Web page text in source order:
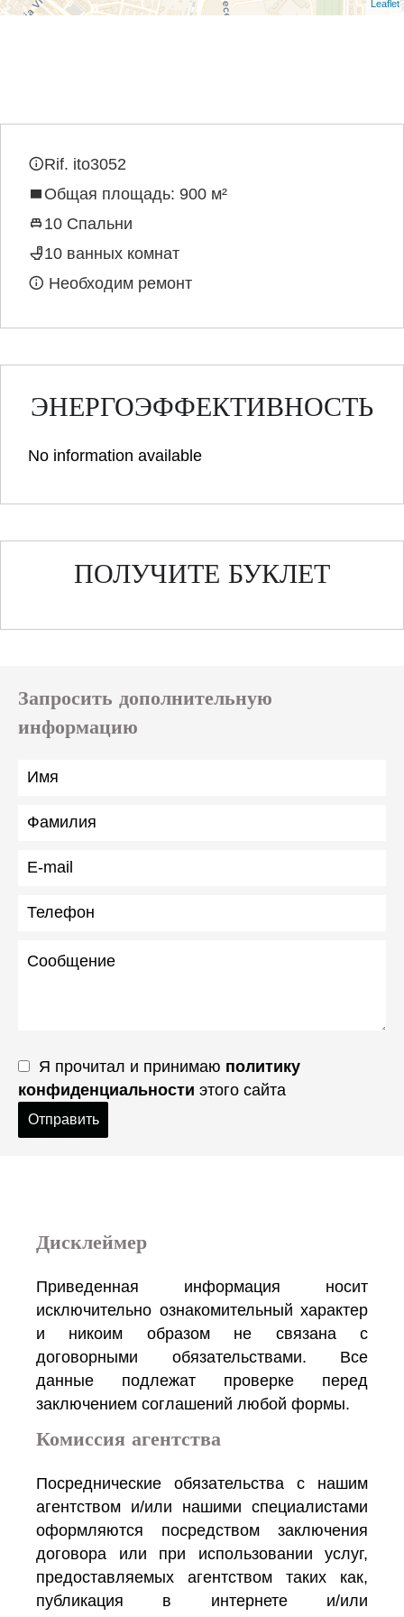
Leaflet
Rif. ito3052
Общая площадь: 900 м²
10 Спальни
10 ванных комнат
Необходим ремонт
ЭНЕРГОЭФФЕКТИВНОСТЬ
No information available
ПОЛУЧИТЕ БУКЛЕТ
Запросить дополнительную
информацию
Я прочитал и принимаю политику
конфиденциальности этого сайта
Отправить
Дисклеймер
Приведенная информация носит
исключительно ознакомительный характер
и никоим образом не связана с
договорными обязательствами. Все
данные подлежат проверке перед
заключением соглашений любой формы.
Комиссия агентства
Посреднические обязательства с нашим
агентством и/или нашими специалистами
оформляются посредством заключения
договора или при использовании услуг,
предоставляемых агентством таких как,
публикация в интернете и/или